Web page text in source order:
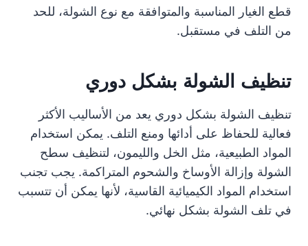
قطع الغيار المناسبة والمتوافقة مع نوع الشولة، للحد
من التلف في مستقبل.
تنظيف الشولة بشكل دوري
تنظيف الشولة بشكل دوري يعد من الأساليب الأكثر
فعالية للحفاظ على أدائها ومنع التلف. يمكن استخدام
المواد الطبيعية، مثل الخل والليمون، لتنظيف سطح
الشولة وإزالة الأوساخ والشحوم المتراكمة. يجب تجنب
استخدام المواد الكيميائية القاسية، لأنها يمكن أن تتسبب
في تلف الشولة بشكل نهائي.